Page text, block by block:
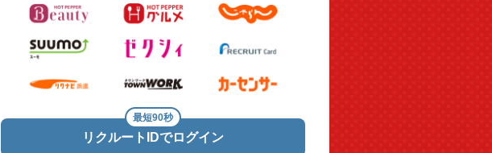
リクルートIDでログイン
最短90秒